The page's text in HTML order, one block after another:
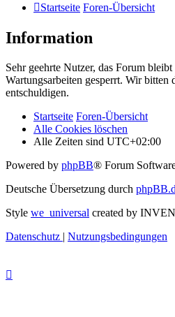
Startseite Foren-Übersicht
Information
Sehr geehrte Nutzer, das Forum
Wartungsarbeiten gesperrt. Wir bitten
entschuldigen.
Startseite Foren-Übersicht
Alle Cookies löschen
Alle Zeiten sind UTC+02:00
Powered by phpBB® Forum
Deutsche Übersetzung durch
Style we_universal created by
Datenschutz | Nutzungsbedingungen